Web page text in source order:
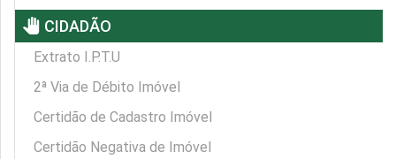
pan_tool CIDADÃO
Extrato I.P.T.U
2ª Via de Débito Imóvel
Certidão de Cadastro Imóvel
Certidão Negativa de Imóvel